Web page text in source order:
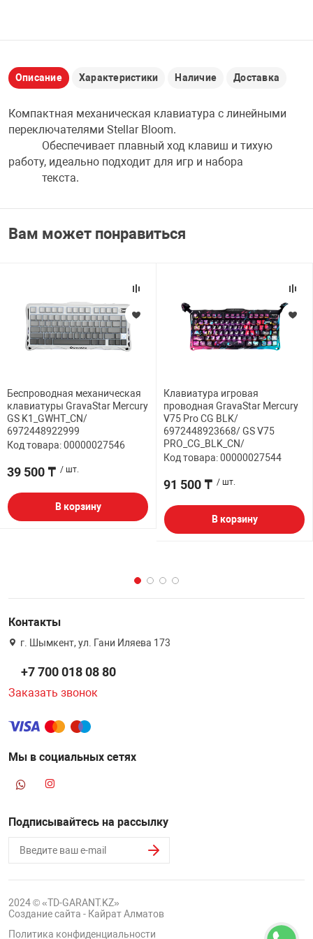
USB
USB ХАБЫ
НАБОР ДЛЯ
ДОМА
ТЕХНИКА
Описание Характеристики Наличие Доставка
Компактная механическая клавиатура с линейными
переключателями Stellar Bloom.
Обеспечивает плавный ход клавиш и тихую
работу, идеально подходит для игр и набора
текста.
Вам может понравиться
Беспроводная механическая
клавиатуры GravaStar Mercury
GS K1_GWHT_CN/
6972448922999
Код товара: 00000027546
39 500 ₸ / шт.
В корзину
Клавиатура игровая
проводная GravaStar Mercury
V75 Pro CG BLK/
6972448923668/ GS V75
PRO_CG_BLK_CN/
Код товара: 00000027544
91 500 ₸ / шт.
В корзину
Контакты
г. Шымкент, ул. Гани Иляева 173
+7 700 018 08 80
Заказать звонок
Мы в социальных сетях
Подписывайтесь на рассылку
2024 © «TD-GARANT.KZ»
Создание сайта - Кайрат Алматов
Политика конфиденциальности